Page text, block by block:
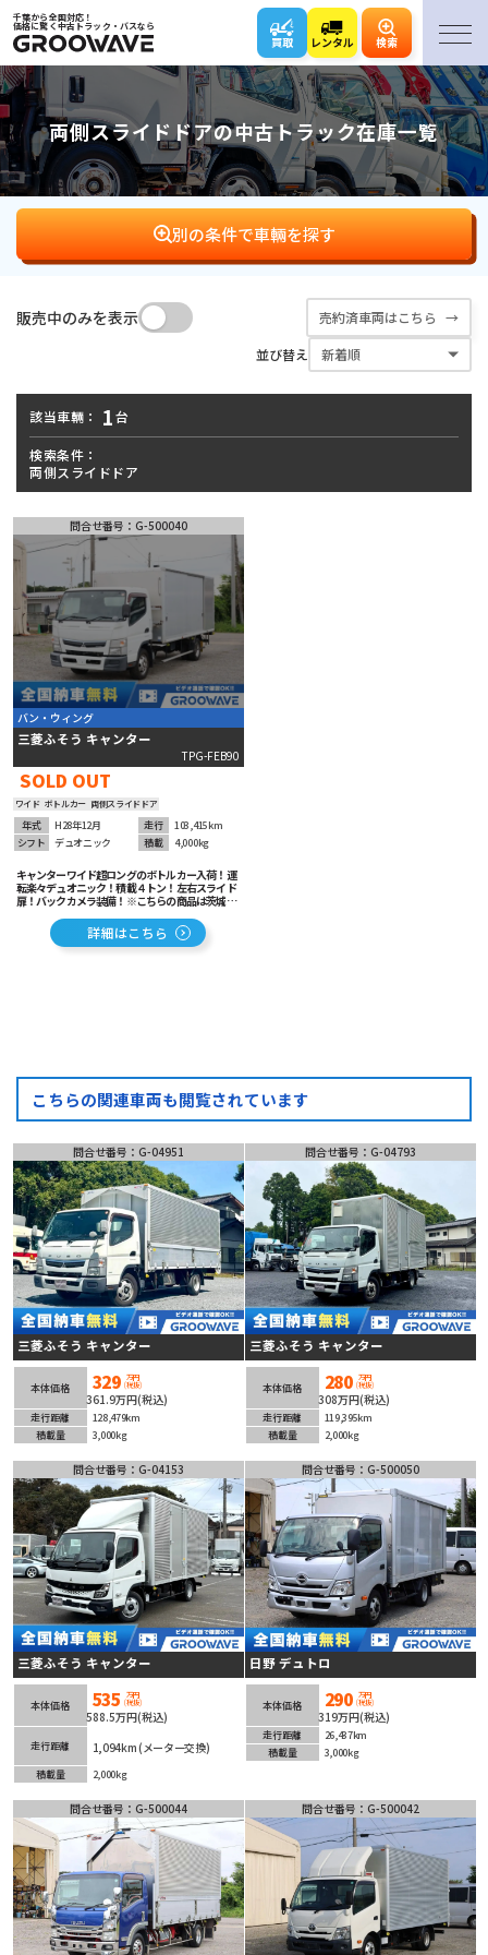
千葉から全国対応！
価格に驚く中古トラック・バスなら
買取 レンタル 検索
両側スライドドアの中古トラック在庫一覧
別の条件で車輛を探す
クレーン
バン･
冷凍車 パッカー車
ミキサー車 タンク車
バス
ベース車輛･
その他
並び替え
販売中のみを表示 売約済車両はこちら
該当車輛： 1台
検索条件：
両側スライドドア
問合せ番号：G-500040
バン・ウィング
三菱ふそう キャンター
TPG-FEB90
SOLD OUT
ワイド ボトルカー 両側スライドドア
年式 H28年12月 走行
103,415km
シフト
デュオニック 積載 4,000kg
キャンターワイド超ロングのボトルカー入荷！運
転楽々デュオニック！積載４トン！左右スライド
扉！バックカメラ装備！※こちらの商品は茨城坂
詳細はこちら
こちらの関連車両も閲覧されています
問合せ番号：G-04951
三菱ふそう キャンター
本体価格 329 万円
(税抜)
361.9万円(税込)
走行距離
128,479km
積載量
3,000kg
問合せ番号：G-04793
三菱ふそう キャンター
本体価格 280 万円
(税抜)
308万円(税込)
走行距離
119,395km
積載量
2,000kg
問合せ番号：G-04153
三菱ふそう キャンター
本体価格 535 万円
(税抜)
588.5万円(税込)
走行距離 1,094km (メーター交換)
積載量 2,000kg
問合せ番号：G-500050
日野 デュトロ
本体価格 290 万円
(税抜)
319万円(税込)
走行距離
26,437km
積載量
3,000kg
問合せ番号：G-500044 問合せ番号：G-500042